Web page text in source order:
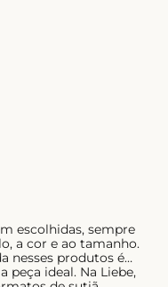
escolhidas, sempre
a cor e ao tamanho.
nesses produtos é
peça ideal. Na Liebe,